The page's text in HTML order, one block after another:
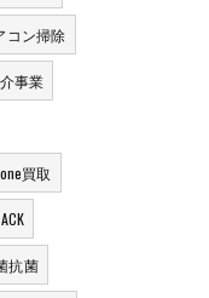
コン掃除
事業
買取
抗菌